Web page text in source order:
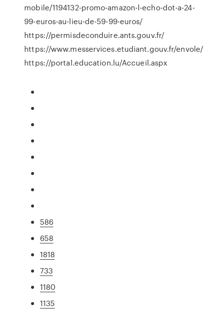
mobile/1194132-promo-amazon-l-echo-dot-a-24-
99-euros-au-lieu-de-59-99-euros/
https://permisdeconduire.ants.gouv.fr/
https://www.messervices.etudiant.gouv.fr/envole/
https://portal.education.lu/Accueil.aspx
586
658
1818
733
1180
1135